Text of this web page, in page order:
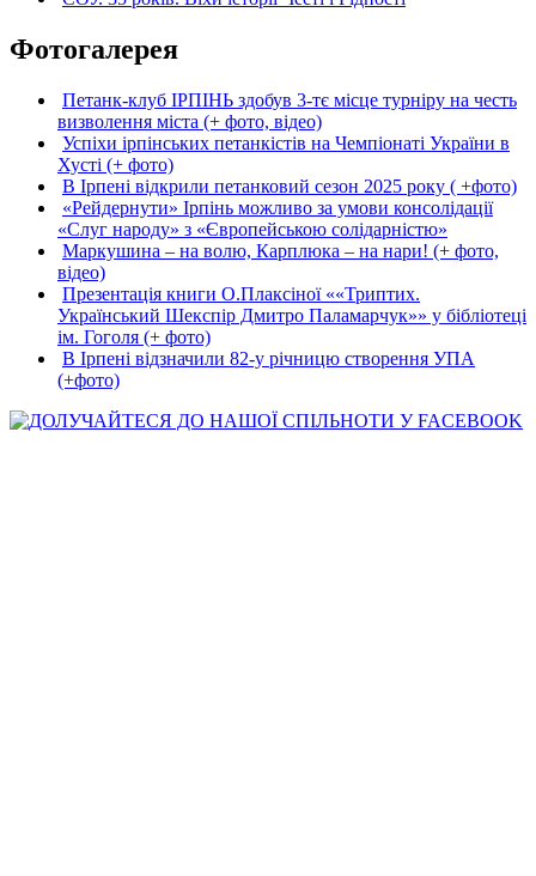
Фотогалерея
Петанк-клуб ІРПІНЬ здобув 3-тє місце турніру на честь
визволення міста (+ фото, відео)
Успіхи ірпінських петанкістів на Чемпіонаті України в
Хусті (+ фото)
В Ірпені відкрили петанковий сезон 2025 року ( +фото)
«Рейдернути» Ірпінь можливо за умови консолідації
«Слуг народу» з «Європейською солідарністю»
Маркушина – на волю, Карплюка – на нари! (+ фото,
відео)
Презентація книги О.Плаксіної ««Триптих.
Український Шекспір Дмитро Паламарчук»» у бібліотеці
ім. Гоголя (+ фото)
В Ірпені відзначили 82-у річницю створення УПА
(+фото)